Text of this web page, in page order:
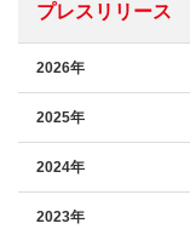
プレスリリース
2026年
2025年
2024年
2023年